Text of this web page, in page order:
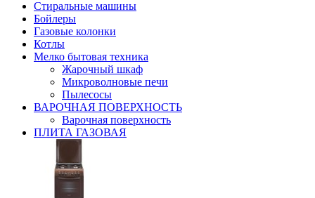
Стиральные машины
Бойлеры
Газовые колонки
Котлы
Мелко бытовая техника
Жарочный шкаф
Микроволновые печи
Пылесосы
ВАРОЧНАЯ ПОВЕРХНОСТЬ
Варочная поверхность
ПЛИТА ГАЗОВАЯ